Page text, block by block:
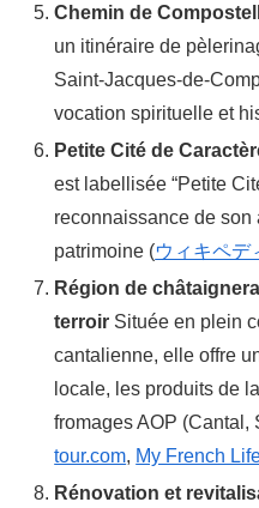
Chemin de
un itinéraire de
vocation spirituelle et
Petite Cité de
est labellisée “Petite
reconnaissance de son
patrimoine (ウィキペデ
Région de
terroir Située en plein
cantalienne, elle offre
locale, les produits de
fromages AOP (Cantal,
tour.com, My French
Rénovation et